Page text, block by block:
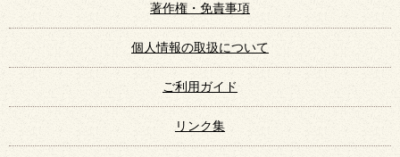
著作権・免責事項
個人情報の取扱について
ご利用ガイド
リンク集